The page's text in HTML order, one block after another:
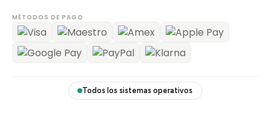
MÉTODOS DE PAGO
Todos los sistemas operativos